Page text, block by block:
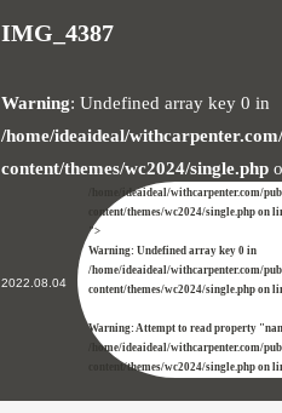
IMG_4387
Warning: Undefined array key 0 in
/home/ideaideal/
content/themes/wc2024/single.php
2022.08.04
/home/ideaideal/withcarpenter.com/
content/themes/wc2024/single.php on
">
Warning: Undefined array key 0 in
/home/ideaideal/withcarpenter.com/
content/themes/wc2024/single.php on
Warning: Attempt to read property
/home/ideaideal/withcarpenter.com/
content/themes/wc2024/single.php on